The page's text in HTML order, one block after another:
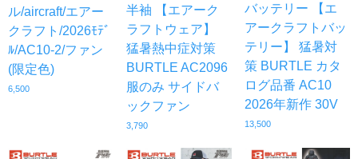
ル/aircraft/エアー
クラフト/2026ﾓﾃﾞ
ﾙ/AC10-2/ファン
(限定色)
6,500
半袖 【エアーク
ラフトウェア】
猛暑熱中症対策
BURTLE AC2096
服のみ サイドバ
ックファン
3,790
バッテリー 【エ
アークラフトバッ
テリー】 猛暑対
策 BURTLE カタ
ログ品番 AC10
2026年新作 30V
13,500